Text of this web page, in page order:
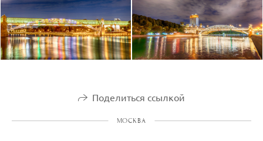
Поделиться ссылкой
МОСКВА